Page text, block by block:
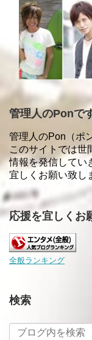
管理人のPonで
管理人のPon（ポ
このサイトでは世
情報を発信してい
宜しくお願い致し
応援を宜しくお
全般ランキング
検索